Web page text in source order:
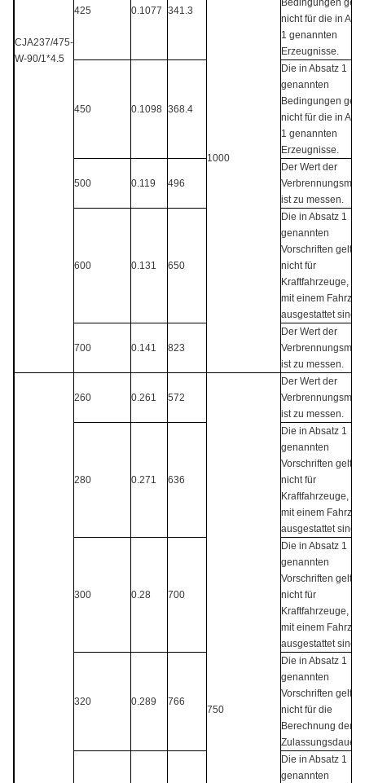
CJA237/475-
W-90/1*4.5
1000
425 0.1077 341.3
Bedingungen
nicht für die in
1 genannten
Erzeugnisse.
450 0.1098 368.4
Die in Absatz 1
genannten
Bedingungen
nicht für die in
1 genannten
Erzeugnisse.
500 0.119 496
Der Wert der
ist zu messen.
600 0.131 650
Die in Absatz 1
genannten
Vorschriften gelten
nicht für
Kraftfahrzeuge, die
mit einem
ausgestattet sind.
700 0.141 823
Der Wert der
ist zu messen.
260 0.261 572
750
Der Wert der
ist zu messen.
280 0.271 636
Die in Absatz 1
genannten
Vorschriften gelten
nicht für
Kraftfahrzeuge, die
mit einem
ausgestattet sind.
300 0.28 700
Die in Absatz 1
genannten
Vorschriften gelten
nicht für
Kraftfahrzeuge, die
mit einem
ausgestattet sind.
320 0.289 766
Die in Absatz 1
genannten
Vorschriften gelten
nicht für die
Berechnung der
Zulassungsdauer.
Die in Absatz 1
genannten